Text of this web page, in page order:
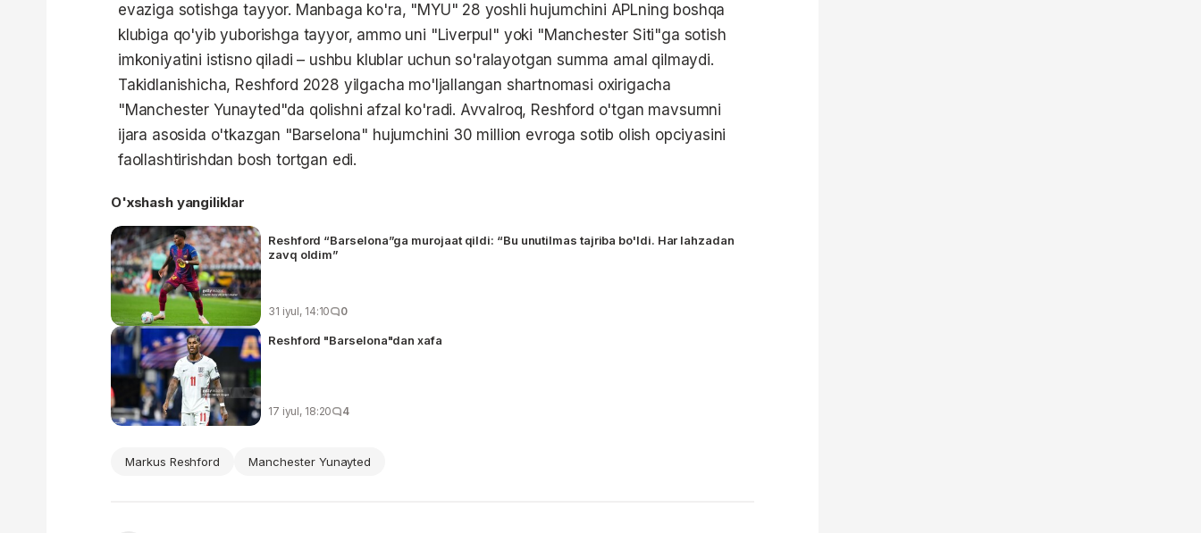
evaziga sotishga tayyor. Manbaga ko'ra, "MYU" 28 yoshli hujumchini APLning boshqa
klubiga qo'yib yuborishga tayyor, ammo uni "Liverpul" yoki "Manchester Siti"ga sotish
imkoniyatini istisno qiladi – ushbu klublar uchun so'ralayotgan summa amal qilmaydi.
Takidlanishicha, Reshford 2028 yilgacha mo'ljallangan shartnomasi oxirigacha
"Manchester Yunayted"da qolishni afzal ko'radi. Avvalroq, Reshford o'tgan mavsumni
ijara asosida o'tkazgan "Barselona" hujumchini 30 million evroga sotib olish opciyasini
faollashtirishdan bosh tortgan edi.
O'xshash yangiliklar
Reshford “Barselona”ga murojaat qildi: “Bu unutilmas tajriba bo'ldi. Har lahzadan
zavq oldim”
31 iyul, 14:10 0
Reshford "Barselona"dan xafa
17 iyul, 18:20 4
Markus Reshford Manchester Yunayted